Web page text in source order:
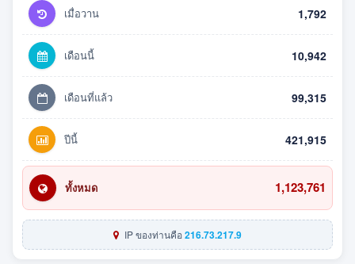
เมื่อวาน 1,792
เดือนนี้ 10,942
เดือนที่แล้ว 99,315
ปีนี้ 421,915
ทั้งหมด 1,123,761
IP ของท่านคือ216.73.217.9